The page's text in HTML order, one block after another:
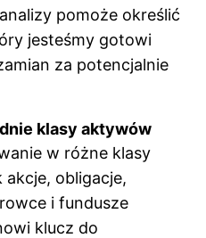
pomoże określić
jesteśmy gotowi
za potencjalnie
klasy aktywów
w różne klasy
obligacje,
i fundusze
klucz do